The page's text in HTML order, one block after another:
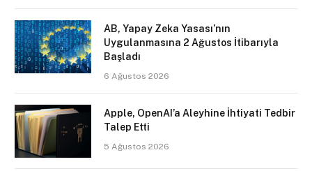
AB, Yapay Zeka Yasası’nın
Uygulanmasına 2 Ağustos İtibarıyla
Başladı
6 Ağustos 2026
Apple, OpenAI’a Aleyhine İhtiyati Tedbir
Talep Etti
5 Ağustos 2026